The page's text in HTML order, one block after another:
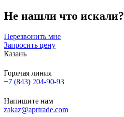
Не нашли что искали?
Перезвонить мне
Запросить цену
Казань
Горячая линия
+7 (843) 204-90-93
Напишите нам
zakaz@aprtrade.com